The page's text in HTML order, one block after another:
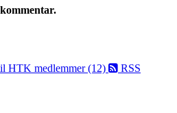
HTK medlemmer (12) RSS